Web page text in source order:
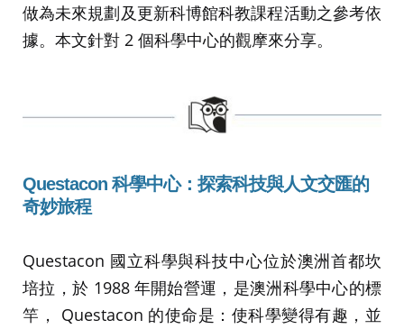
做為未來規劃及更新科博館科教課程活動之參考依
據。本文針對 2 個科學中心的觀摩來分享。
Questacon 科學中心： 探索科技與人文交匯的
奇妙旅程
Questacon 國立科學與科技中心位於澳洲首都坎
培拉，於 1988 年開始營運，是澳洲科學中心的標
竿， Questacon 的使命是：使科學變得有趣，並